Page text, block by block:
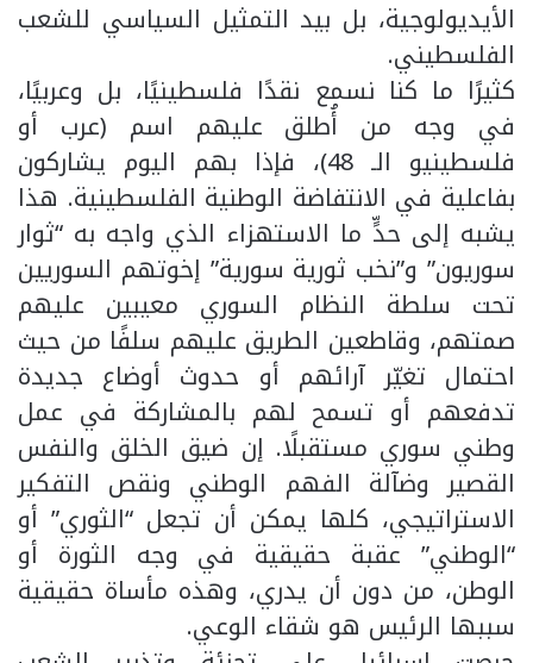
الأيديولوجية، بل بيد التمثيل السياسي للشعب
الفلسطيني.
كثيرًا ما كنا نسمع نقدًا فلسطينيًا، بل وعربيًا،
في وجه من أُطلق عليهم اسم (عرب أو
فلسطينيو الـ 48)، فإذا بهم اليوم يشاركون
بفاعلية في الانتفاضة الوطنية الفلسطينية. هذا
يشبه إلى حدٍّ ما الاستهزاء الذي واجه به “ثوار
سوريون” و”نخب ثورية سورية” إخوتهم السوريين
تحت سلطة النظام السوري معيبين عليهم
صمتهم، وقاطعين الطريق عليهم سلفًا من حيث
احتمال تغيّر آرائهم أو حدوث أوضاع جديدة
تدفعهم أو تسمح لهم بالمشاركة في عمل
وطني سوري مستقبلًا. إن ضيق الخلق والنفس
القصير وضآلة الفهم الوطني ونقص التفكير
الاستراتيجي، كلها يمكن أن تجعل “الثوري” أو
“الوطني” عقبة حقيقية في وجه الثورة أو
الوطن، من دون أن يدري، وهذه مأساة حقيقية
سببها الرئيس هو شقاء الوعي.